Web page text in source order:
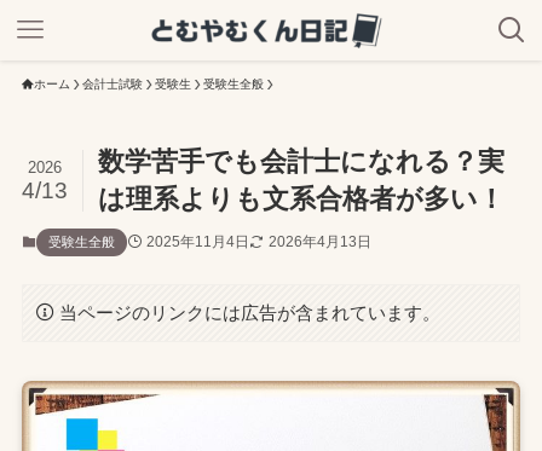
ホーム 会計士試験 受験生 受験生全般
数学苦手でも会計士になれる？実
は理系よりも文系合格者が多い！
2026
4/13
受験生全般 2025年11月4日 2026年4月13日
当ページのリンクには広告が含まれています。